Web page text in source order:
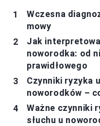
Wczesna
mowy
Jak
noworodka: od
prawidłowego
Czynniki ryzyka
noworodków –
Ważne czynniki
słuchu u